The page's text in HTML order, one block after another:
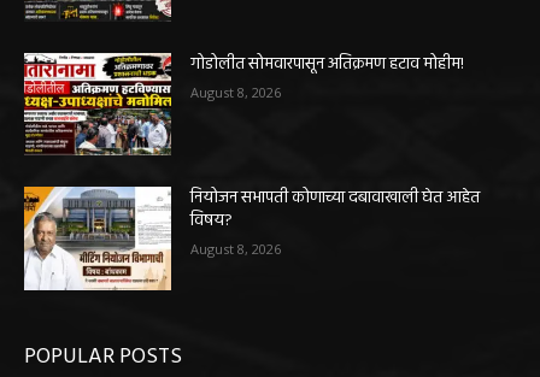
गोडोलीत सोमवारपासून अतिक्रमण हटाव मोहीम!
August 8, 2026
नियोजन सभापती कोणाच्या दबावाखाली घेत आहेत
विषय?
August 8, 2026
POPULAR POSTS